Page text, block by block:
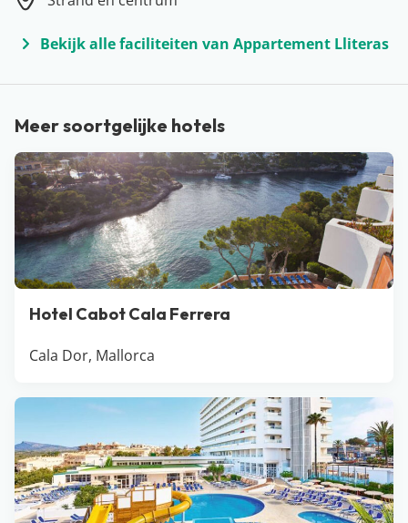
Ibiza, Menorca en Formentera onderdeel is van de
eilandengroep de Balearen, ligt voor de kust van
Paradijselijke stranden, verborgen baaitjes, levendige
badplaatsen en knusse bergdorpjes… Mallorca heeft
alles in huis voor de ideale vakantie! De populairste
plekken voor een vakantie op Mallorca zijn Cala d’Or,
Alcudia, Playa de Palma en El Arenal. Liggen jullie
binnenkort te genieten van het Spaanse zonnetje op
één van de mooie stranden?
Bekijk alle faciliteiten van Appartement Lliteras
Meer soortgelijke hotels
Hotel Cabot Cala Ferrera
Cala Dor, Mallorca